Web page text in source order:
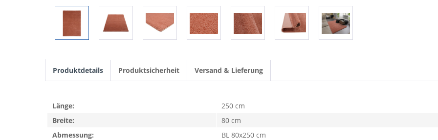
Produktdetails Produktsicherheit Versand & Lieferung
Länge:
250 cm
Breite:
80 cm
Abmessung:
BL 80x250 cm